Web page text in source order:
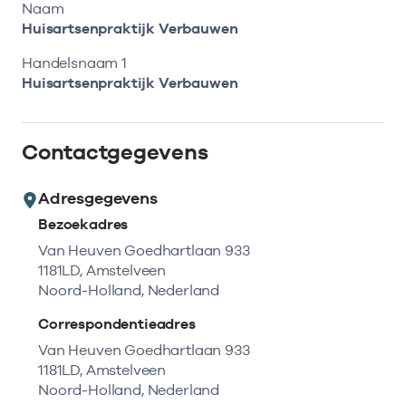
Zoeken in AGB-register
zorgaanbieder of onderneming.
Kortdurende zorg
Langdurige zorg
Gemeentezorgspiegel
Op zoek naar een rapport?
Bekijk de openbare rapporten per thema of
log in voor de besloten rapporten op
Zorgprisma.nl.
Naar openbare rapporten
Retourcodezoeker
Bekijk het aanbod
Naar hulp
Naam
Huisartsenpraktijk Verbauwen
Handelsnaam 1
Huisartsenpraktijk Verbauwen
Contactgegevens
Adresgegevens
Bezoekadres
Van Heuven Goedhartlaan 933
1181LD, Amstelveen
Noord-Holland, Nederland
Correspondentieadres
Van Heuven Goedhartlaan 933
1181LD, Amstelveen
Noord-Holland, Nederland